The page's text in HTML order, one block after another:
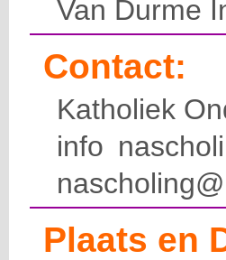
Van Durme
Contact:
Katholiek
info
Plaats en